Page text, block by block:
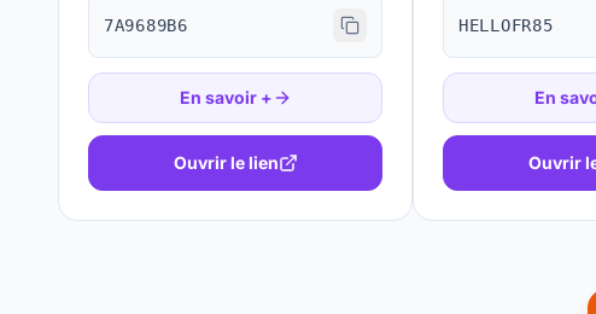
7A9689B6
En savoir +
Ouvrir le lien
HELLOFR85
En
Ouvrir